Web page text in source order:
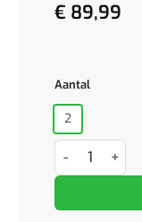
€ 89,99
Aantal
2
nachtkastjes